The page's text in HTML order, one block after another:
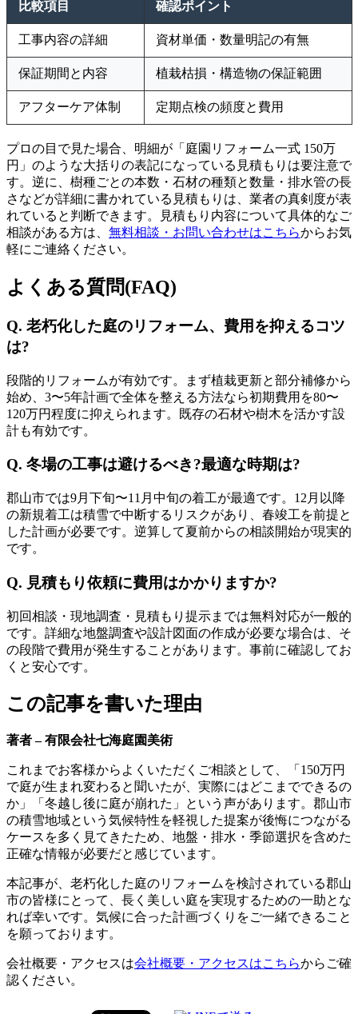
比較項目 確認ポイント
工事内容の詳細 資材単価・数量明記の有無
保証期間と内容 植栽枯損・構造物の保証範囲
アフターケア体制 定期点検の頻度と費用
プロの目で見た場合、明細が「庭園リフォーム一式 150万
円」のような大括りの表記になっている見積もりは要注意で
す。逆に、樹種ごとの本数・石材の種類と数量・排水管の長
さなどが詳細に書かれている見積もりは、業者の真剣度が表
れていると判断できます。見積もり内容について具体的なご
相談がある方は、 無料相談・お問い合わせはこちらからお気
軽にご連絡ください。
よくある質問(FAQ)
Q. 老朽化した庭のリフォーム、費用を抑えるコツ
は?
段階的リフォームが有効です。まず植栽更新と部分補修から
始め、3〜5年計画で全体を整える方法なら初期費用を80〜
120万円程度に抑えられます。既存の石材や樹木を活かす設
計も有効です。
Q. 冬場の工事は避けるべき?最適な時期は?
郡山市では9月下旬〜11月中旬の着工が最適です。12月以降
の新規着工は積雪で中断するリスクがあり、春竣工を前提と
した計画が必要です。逆算して夏前からの相談開始が現実的
です。
Q. 見積もり依頼に費用はかかりますか?
初回相談・現地調査・見積もり提示までは無料対応が一般的
です。詳細な地盤調査や設計図面の作成が必要な場合は、そ
の段階で費用が発生することがあります。事前に確認してお
くと安心です。
この記事を書いた理由
著者 – 有限会社七海庭園美術
これまでお客様からよくいただくご相談として、「150万円
で庭が生まれ変わると聞いたが、実際にはどこまでできるの
か」「冬越し後に庭が崩れた」という声があります。郡山市
の積雪地域という気候特性を軽視した提案が後悔につながる
ケースを多く見てきたため、地盤・排水・季節選択を含めた
正確な情報が必要だと感じています。
本記事が、老朽化した庭のリフォームを検討されている郡山
市の皆様にとって、長く美しい庭を実現するための一助とな
れば幸いです。気候に合った計画づくりをご一緒できること
を願っております。
会社概要・アクセスは会社概要・アクセスはこちらからご確
認ください。